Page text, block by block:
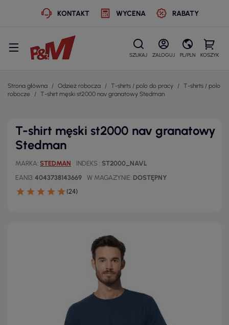
KONTAKT WYCENA RABATY
SZUKAJ ZALOGUJ PL/PLN KOSZYK
Strona główna Odzież robocza T-shirts / polo do pracy
T-shirts / polo
robocze
T-shirt męski st2000 nav granatowy Stedman
T-shirt męski st2000 nav granatowy
Stedman
MARKA STEDMAN INDEKS
ST2000_NAVL
EAN13 4043738143669 W MAGAZYNIE DOSTĘPNY
(24)